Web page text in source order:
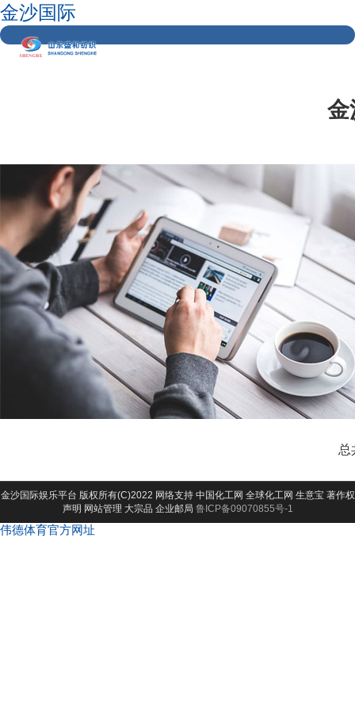
金沙国际
金
总
金沙国际娱乐平台 版权所有(C)2022 网络支持 中国化工网 全球化工网 生意宝 著作权
声明 网站管理 大宗品 企业邮局 鲁ICP备09070855号-1
伟德体育官方网址